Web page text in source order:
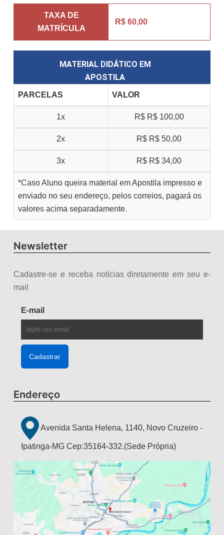
TAXA DE
MATRÍCULA
R$ 60,00
MATERIAL DIDÁTICO EM
APOSTILA
PARCELAS VALOR
1x R$ R$ 100,00
2x R$ R$ 50,00
3x R$ R$ 34,00
*Caso Aluno queira material em Apostila impresso e
enviado no seu endereço, pelos correios, pagará os
valores acima separadamente.
Newsletter
Cadastre-se e receba notícias diretamente em seu e-
mail
E-mail
Endereço
Avenida Santa Helena, 1140, Novo Cruzeiro -
Ipatinga-MG Cep:35164-332.(Sede Própria)